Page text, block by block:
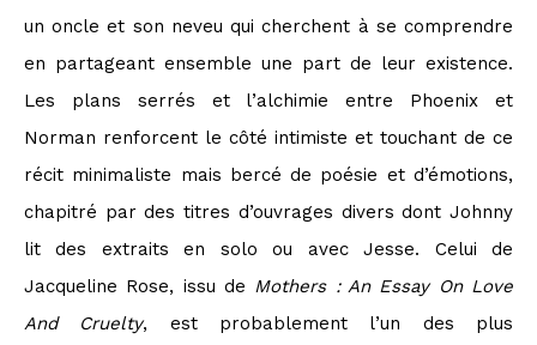
un oncle et son neveu qui cherchent à se comprendre
en partageant ensemble une part de leur existence.
Les plans serrés et l’alchimie entre Phoenix et
Norman renforcent le côté intimiste et touchant de ce
récit minimaliste mais bercé de poésie et d’émotions,
chapitré par des titres d’ouvrages divers dont Johnny
lit des extraits en solo ou avec Jesse. Celui de
Jacqueline Rose, issu de Mothers : An Essay On Love
And Cruelty, est probablement l’un des plus